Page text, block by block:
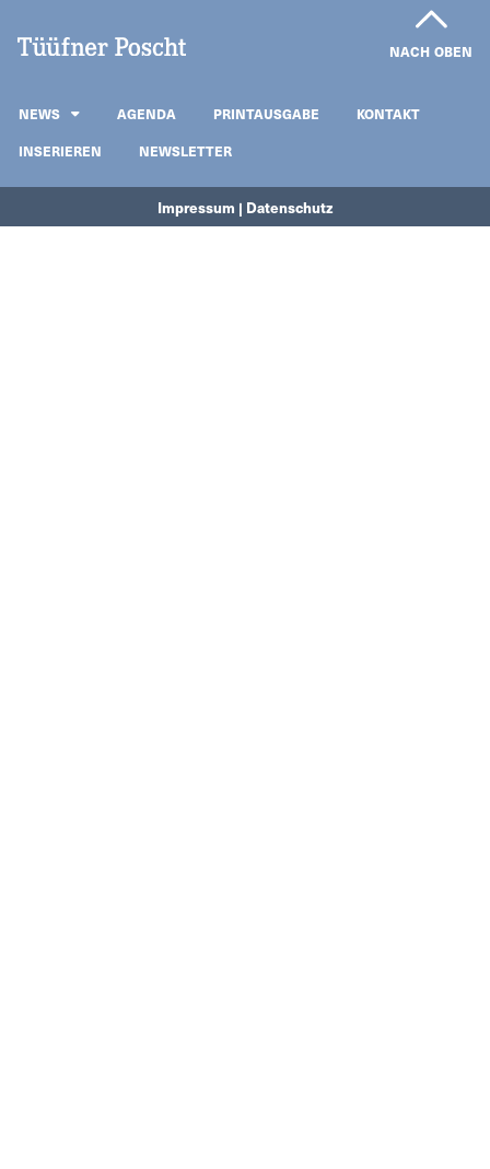
NACH OBEN
NEWS AGENDA PRINTAUSGABE
KONTAKT
INSERIEREN
NEWSLETTER
Impressum | Datenschutz